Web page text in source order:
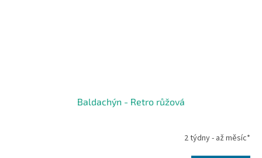
Baldachýn - Retro růžová
2 týdny - až měsíc*